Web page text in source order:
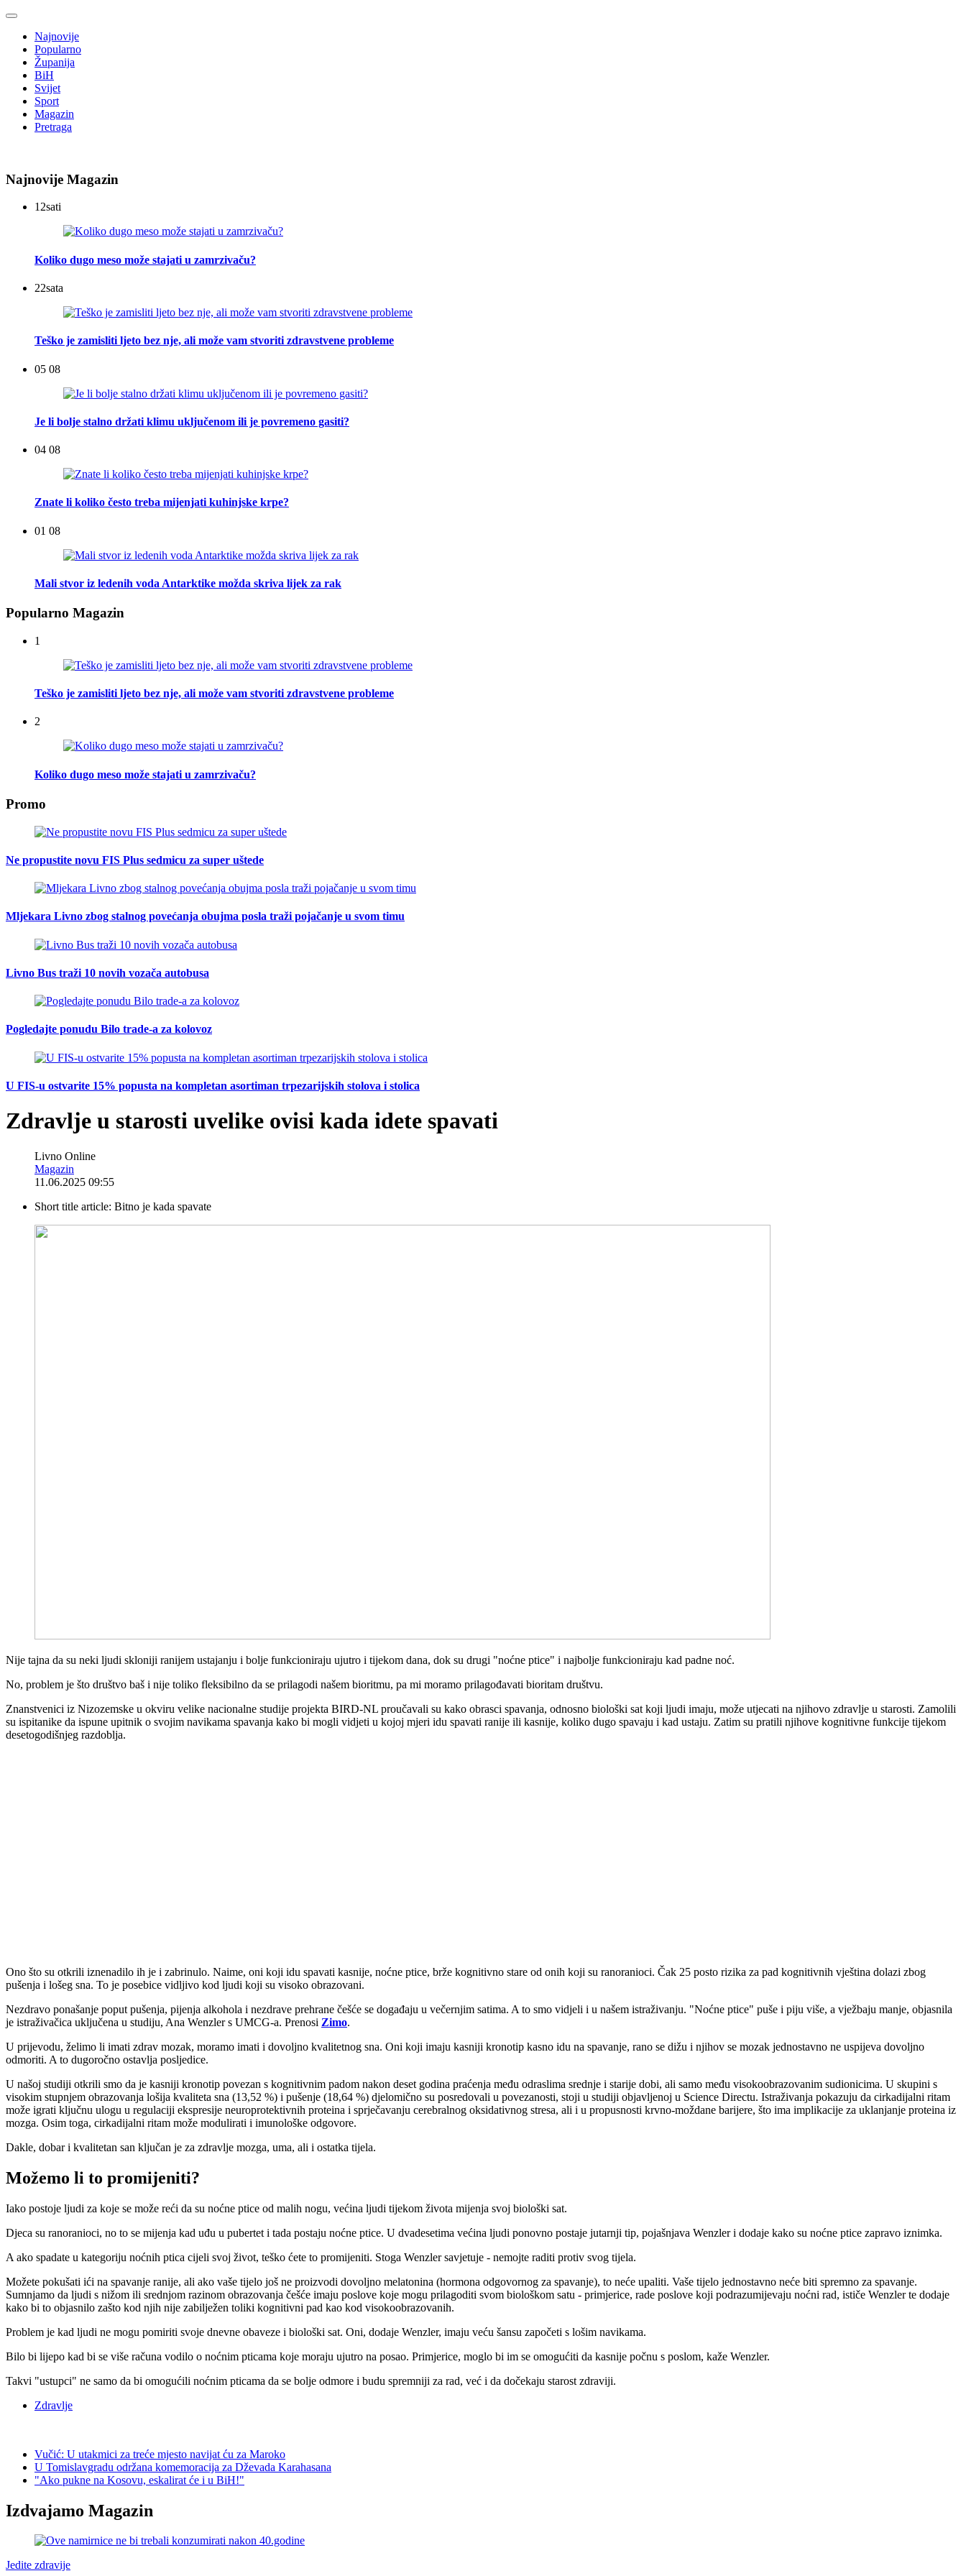
Najnovije
Popularno
Županija
BiH
Svijet
Sport
Magazin
Pretraga
Najnovije Magazin
12sati
Koliko dugo meso može stajati u zamrzivaču?
22sata
Teško je zamisliti ljeto bez nje, ali može vam stvoriti zdravstvene probleme
05 08
Je li bolje stalno držati klimu uključenom ili je povremeno gasiti?
04 08
Znate li koliko često treba mijenjati kuhinjske krpe?
01 08
Mali stvor iz ledenih voda Antarktike možda skriva lijek za rak
Popularno Magazin
1
Teško je zamisliti ljeto bez nje, ali može vam stvoriti zdravstvene probleme
2
Koliko dugo meso može stajati u zamrzivaču?
Promo
Ne propustite novu FIS Plus sedmicu za super uštede
Mljekara Livno zbog stalnog povećanja obujma posla traži pojačanje u svom timu
Livno Bus traži 10 novih vozača autobusa
Pogledajte ponudu Bilo trade-a za kolovoz
U FIS-u ostvarite 15% popusta na kompletan asortiman trpezarijskih stolova i stolica
Zdravlje u starosti uvelike ovisi kada idete spavati
Livno Online
Magazin
11.06.2025 09:55
Short title article: Bitno je kada spavate
Nije tajna da su neki ljudi skloniji ranijem ustajanju i bolje funkcioniraju ujutro i tijekom dana, dok su drugi "noćne ptice" i najbolje funkcioniraju kad padne noć.
No, problem je što društvo baš i nije toliko fleksibilno da se prilagodi našem bioritmu, pa mi moramo prilagođavati bioritam društvu.
Znanstvenici iz Nizozemske u okviru velike nacionalne studije projekta BIRD-NL proučavali su kako obrasci spavanja, odnosno biološki sat koji ljudi imaju, može utjecati na njihovo zdravlje u starosti. Zamolili
su ispitanike da ispune upitnik o svojim navikama spavanja kako bi mogli vidjeti u kojoj mjeri idu spavati ranije ili kasnije, koliko dugo spavaju i kad ustaju. Zatim su pratili njihove kognitivne funkcije tijekom
desetogodišnjeg razdoblja.
Ono što su otkrili iznenadilo ih je i zabrinulo. Naime, oni koji idu spavati kasnije, noćne ptice, brže kognitivno stare od onih koji su ranoranioci. Čak 25 posto rizika za pad kognitivnih vještina dolazi zbog
pušenja i lošeg sna. To je posebice vidljivo kod ljudi koji su visoko obrazovani.
Nezdravo ponašanje poput pušenja, pijenja alkohola i nezdrave prehrane češće se događaju u večernjim satima. A to smo vidjeli i u našem istraživanju. "Noćne ptice" puše i piju više, a vježbaju manje, objasnila
je istraživačica uključena u studiju, Ana Wenzler s UMCG-a. Prenosi Zimo.
U prijevodu, želimo li imati zdrav mozak, moramo imati i dovoljno kvalitetnog sna. Oni koji imaju kasniji kronotip kasno idu na spavanje, rano se dižu i njihov se mozak jednostavno ne uspijeva dovoljno
odmoriti. A to dugoročno ostavlja posljedice.
U našoj studiji otkrili smo da je kasniji kronotip povezan s kognitivnim padom nakon deset godina praćenja među odraslima srednje i starije dobi, ali samo među visokoobrazovanim sudionicima. U skupini s
visokim stupnjem obrazovanja lošija kvaliteta sna (13,52 %) i pušenje (18,64 %) djelomično su posredovali u povezanosti, stoji u studiji objavljenoj u Science Directu. Istraživanja pokazuju da cirkadijalni ritam
može igrati ključnu ulogu u regulaciji ekspresije neuroprotektivnih proteina i sprječavanju cerebralnog oksidativnog stresa, ali i u propusnosti krvno-moždane barijere, što ima implikacije za uklanjanje proteina iz
mozga. Osim toga, cirkadijalni ritam može modulirati i imunološke odgovore.
Dakle, dobar i kvalitetan san ključan je za zdravlje mozga, uma, ali i ostatka tijela.
Možemo li to promijeniti?
Iako postoje ljudi za koje se može reći da su noćne ptice od malih nogu, većina ljudi tijekom života mijenja svoj biološki sat.
Djeca su ranoranioci, no to se mijenja kad uđu u pubertet i tada postaju noćne ptice. U dvadesetima većina ljudi ponovno postaje jutarnji tip, pojašnjava Wenzler i dodaje kako su noćne ptice zapravo iznimka.
A ako spadate u kategoriju noćnih ptica cijeli svoj život, teško ćete to promijeniti. Stoga Wenzler savjetuje - nemojte raditi protiv svog tijela.
Možete pokušati ići na spavanje ranije, ali ako vaše tijelo još ne proizvodi dovoljno melatonina (hormona odgovornog za spavanje), to neće upaliti. Vaše tijelo jednostavno neće biti spremno za spavanje.
Sumnjamo da ljudi s nižom ili srednjom razinom obrazovanja češće imaju poslove koje mogu prilagoditi svom biološkom satu - primjerice, rade poslove koji podrazumijevaju noćni rad, ističe Wenzler te dodaje
kako bi to objasnilo zašto kod njih nije zabilježen toliki kognitivni pad kao kod visokoobrazovanih.
Problem je kad ljudi ne mogu pomiriti svoje dnevne obaveze i biološki sat. Oni, dodaje Wenzler, imaju veću šansu započeti s lošim navikama.
Bilo bi lijepo kad bi se više računa vodilo o noćnim pticama koje moraju ujutro na posao. Primjerice, moglo bi im se omogućiti da kasnije počnu s poslom, kaže Wenzler.
Takvi "ustupci" ne samo da bi omogućili noćnim pticama da se bolje odmore i budu spremniji za rad, već i da dočekaju starost zdraviji.
Zdravlje
Vučić: U utakmici za treće mjesto navijat ću za Maroko
U Tomislavgradu održana komemoracija za Dževada Karahasana
"Ako pukne na Kosovu, eskalirat će i u BiH!"
Izdvajamo Magazin
Jedite zdravije